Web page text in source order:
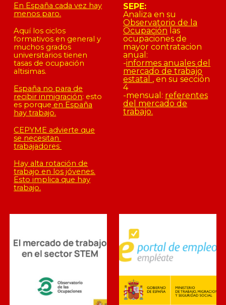
En España cada vez hay
menos paro.
Aquí los ciclos
formativos en general y
muchos grados
universitarios tienen
tasas de ocupación
altisimas.
España no para de
recibirinmigración: esto
es porque en España
hay trabajo.
CEPYME advierte que
se necesitan
trabajadores
Hay alta rotación de
trabajo en los jóvenes.
Esto implica que hay
trabajo.
SEPE:
Analiza en su
Observatorio de la
Ocupación las
ocupaciones de
mayor contratacion
anual:
-informes anuales del
mercado de trabajo
estatal , en su sección
4
-mensual: referentes
del mercado de
trabajo.